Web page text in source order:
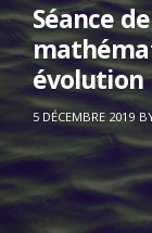
Séance
évolution
ON
5 DÉCEMBRE 2019